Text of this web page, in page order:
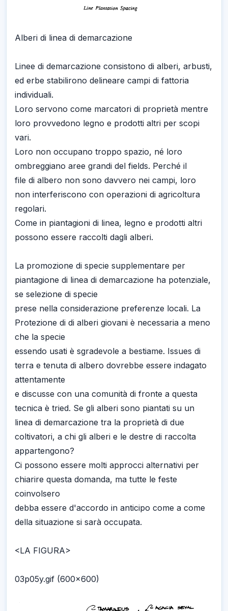
Alberi di linea di demarcazione
Linee di demarcazione consistono di alberi, arbusti,
ed erbe stabilirono delineare campi di fattoria
individuali.
Loro servono come marcatori di proprietà mentre
loro provvedono legno e prodotti altri per scopi
vari.
Loro non occupano troppo spazio, né loro
ombreggiano aree grandi del fields. Perché il
file di albero non sono davvero nei campi, loro
non interferiscono con operazioni di agricoltura
regolari.
Come in piantagioni di linea, legno e prodotti altri
possono essere raccolti dagli alberi.
La promozione di specie supplementare per
piantagione di linea di demarcazione ha potenziale,
se selezione di specie
prese nella considerazione preferenze locali. La
Protezione di di alberi giovani è necessaria a meno
che la specie
essendo usati è sgradevole a bestiame. Issues di
terra e tenuta di albero dovrebbe essere indagato
attentamente
e discusse con una comunità di fronte a questa
tecnica è tried. Se gli alberi sono piantati su un
linea di demarcazione tra la proprietà di due
coltivatori, a chi gli alberi e le destre di raccolta
appartengono?
Ci possono essere molti approcci alternativi per
chiarire questa domanda, ma tutte le feste
coinvolsero
debba essere d'accordo in anticipo come a come
della situazione si sarà occupata.
<LA FIGURA>
03p05y.gif (600x600)